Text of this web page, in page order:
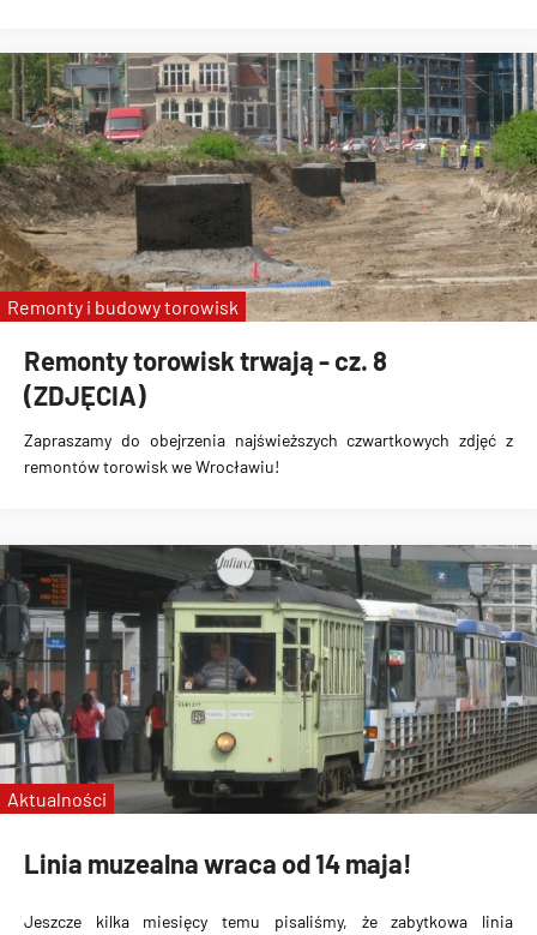
Remonty torowisk trwają - cz. 8
(ZDJĘCIA)
Zapraszamy do obejrzenia najświeższych czwartkowych zdjęć z
remontów torowisk we Wrocławiu!
Remonty i budowy torowisk
Linia muzealna wraca od 14 maja!
Jeszcze kilka miesięcy temu pisaliśmy, że zabytkowa linia
Aktualności